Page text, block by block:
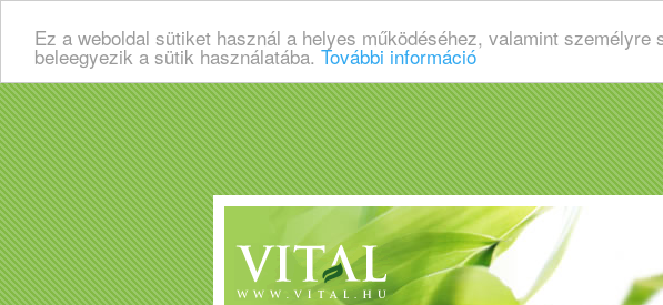
Ez a weboldal sütiket használ a helyes működéséhez, valamint
beleegyezik a sütik használatába. További információ